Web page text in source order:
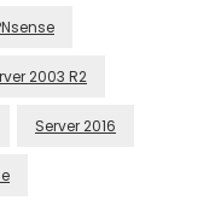
2003 R2
Server 2016